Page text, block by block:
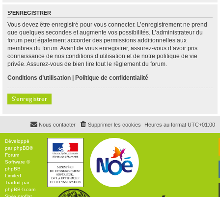
S’ENREGISTRER
Vous devez être enregistré pour vous connecter. L’enregistrement ne prend
que quelques secondes et augmente vos possibilités. L’administrateur du
forum peut également accorder des permissions additionnelles aux
membres du forum. Avant de vous enregistrer, assurez-vous d’avoir pris
connaissance de nos conditions d’utilisation et de notre politique de vie
privée. Assurez-vous de bien lire tout le règlement du forum.
Conditions d’utilisation | Politique de confidentialité
S’enregistrer
Heures au format UTC+01:00
Supprimer les cookies
Nous contacter
Développé
parphpBB®
Forum
Software ©
phpBB
Limited
Traduit par
phpBB-fr.com